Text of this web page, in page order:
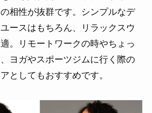
相性が抜群です。シンプルなデ
ースはもちろん、リラックスウ
。リモートワークの時やちょっ
ヨガやスポーツジムに行く際の
としてもおすすめです。